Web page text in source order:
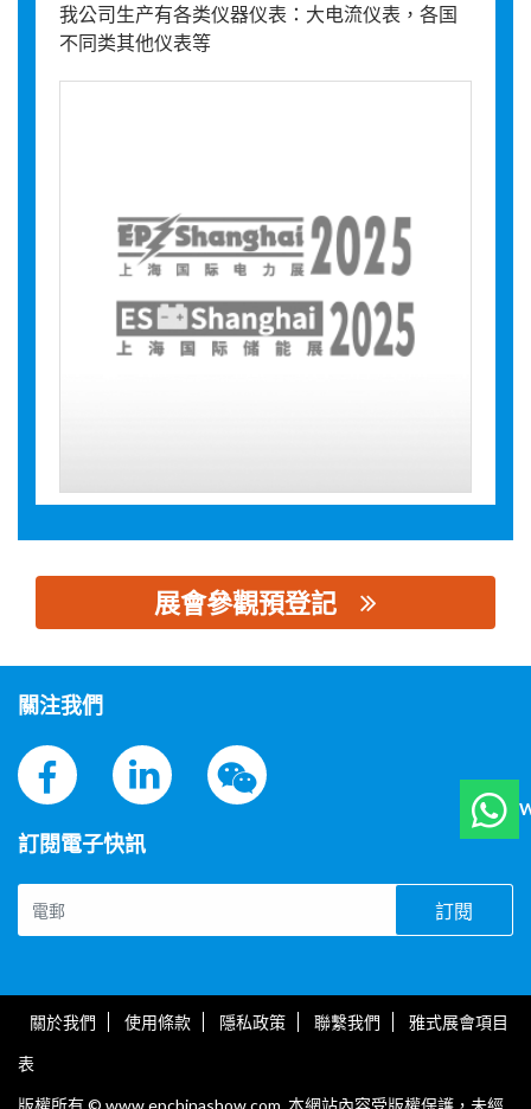
我公司生产有各类仪器仪表：大电流仪表，各国
不同类其他仪表等
展會參觀預登記
關注我們
訂閱電子快訊
訂閱
關於我們 使用條款 隱私政策 聯繫我們 雅式展會項目
表
版權所有 © www.epchinashow.com. 本網站內容受版權保護，未經